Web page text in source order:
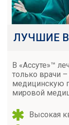
ЛУЧШИЕ
В «Ассуте»™
только врачи
медицинскую
мировой
Высокая